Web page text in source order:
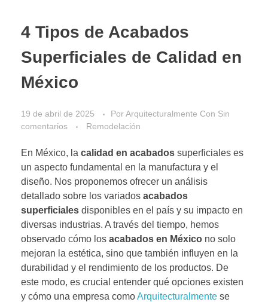
4 Tipos de Acabados
Superficiales de Calidad en
México
19 de abril de 2025 PorArquitecturalmente Con Sin
comentarios
Remodelación
En México, la calidad en acabados superficiales es
un aspecto fundamental en la manufactura y el
diseño. Nos proponemos ofrecer un análisis
detallado sobre los variados acabados
superficiales disponibles en el país y su impacto en
diversas industrias. A través del tiempo, hemos
observado cómo los acabados en México no solo
mejoran la estética, sino que también influyen en la
durabilidad y el rendimiento de los productos. De
este modo, es crucial entender qué opciones existen
y cómo una empresa comoArquitecturalmente se